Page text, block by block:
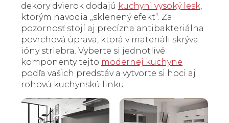
dekory dvierok dodajú kuchyni vysoký lesk,
ktorým navodia „sklenený efekt“. Za
pozornosť stojí aj precízna antibakteriálna
povrchová úprava, ktorá v materiáli skrýva
ióny striebra. Vyberte si jednotlivé
komponenty tejto modernej kuchyne
podľa vašich predstáv a vytvorte si hoci aj
rohovú kuchynskú linku.